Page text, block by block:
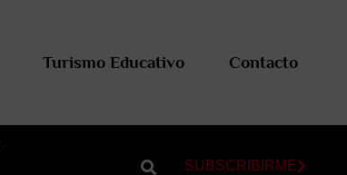
Turismo Educativo Contacto
SUBSCRIBIRME